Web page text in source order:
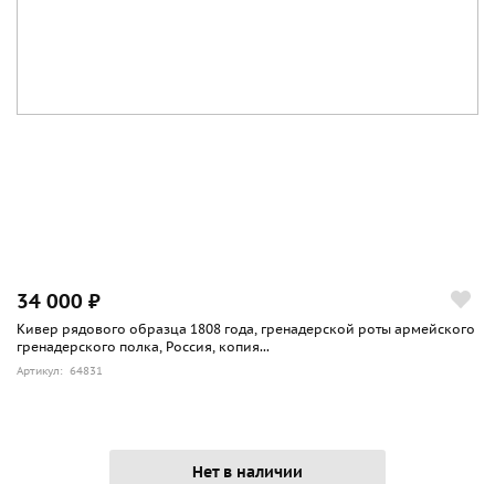
34 000 ₽
Кивер рядового образца 1808 года, гренадерской роты армейского
гренадерского полка, Россия, копия...
Артикул: 64831
Нет в наличии